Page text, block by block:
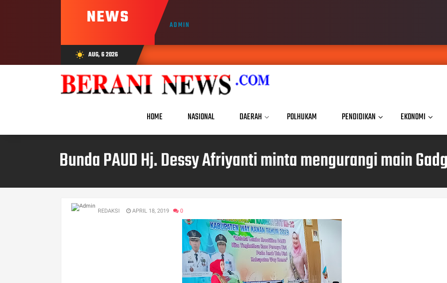
NEWS ADMIN
wb_sunny AUG, 6 2026
HOME NASIONAL DAERAH POLHUKAM PENDIDIKAN EKONOMI
Bunda PAUD Hj. Dessy Afriyanti minta mengurangi main
REDAKSI APRIL 18, 2019 0